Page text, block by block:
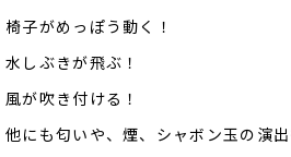
椅子がめっぽう動く！
水しぶきが飛ぶ！
風が吹き付ける！
他にも匂いや、煙、シャボン玉の演出